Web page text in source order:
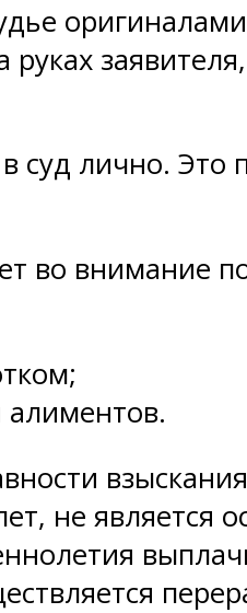
руках
суд лично.
во внимание
алиментов.
не является